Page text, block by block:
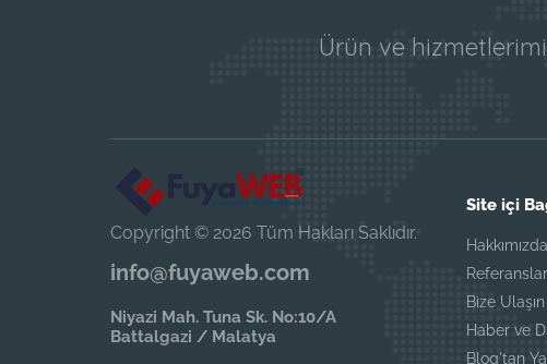
Ürün ve
Copyright © 2026 Tüm Hakları Saklıdır.
info@fuyaweb.com
Niyazi Mah. Tuna Sk. No:10/A
Battalgazi / Malatya
Site içi
Hakkımızda
Referanslar
Bize Ulaşın
Haber ve
Blog'tan